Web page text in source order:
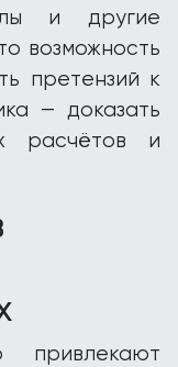
и другие
возможность
претензий к
— доказать
расчётов и
привлекают